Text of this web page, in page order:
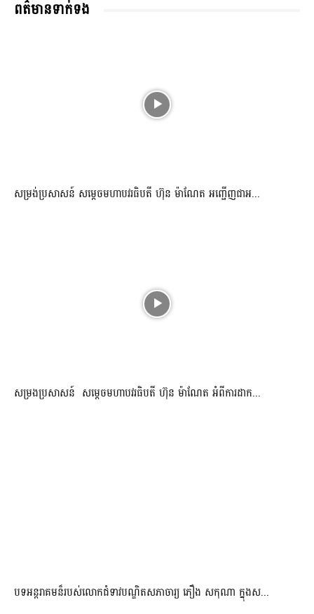
ពត៌មានទាក់ទង
សម្រង់ប្រសាសន៍ សម្ដេចមហាបវរធិបតី ហ៊ុន ម៉ាណែត អញ្ជើញជាអ...
សម្រងប្រសាសន៍ សម្ដេចមហាបវរធិបតី ហ៊ុន ម៉ាណែត អំពីការដាក...
បទអន្តរាគមន៏របស់លោកជំទាវបណ្ឌិតសភាចារ្យ ភឿង សកុណា ក្នុងស...